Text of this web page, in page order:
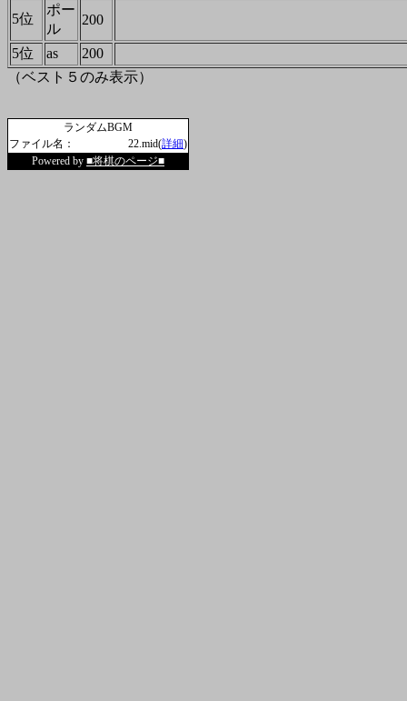
5位
ポー
ル
200
5位 as
200
（ベスト５のみ表示）
ランダムBGM
ファイル名：
22.mid(詳細)
Powered by ■将棋のページ■